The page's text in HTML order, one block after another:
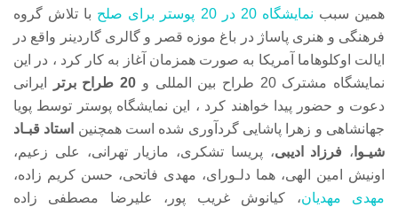
همین سبب نمایشگاه 20 در 20 پوستر برای صلح
با تلاش گروه
فرهنگی و هنری پاساژ در باغ موزه قصر و گالری گاردینر واقع در
ایالت اوکلوهاما آمریکا به صورت همزمان آغاز به کار کرد ، در این
نمایشگاه مشترک 20 طراح بین المللی و
20 طراح برتر
ایرانی
دعوت و حضور پیدا خواهند کرد ، این نمایشگاه پوستر توسط پویا
جهانشاهی و زهرا پاشایی گردآوری شده است همچنین استاد قبـاد
شیـوا ، فرزاد ادیبی، پریسا تشکری، مازیار تهرانی، علی زعیم،
اونیش امین الهی، هما دلـورای، مهدی فاتحی، حسن کریم زاده،
مهدی مهدیان، کیانوش غریب پور، علیرضا مصطفی زاده